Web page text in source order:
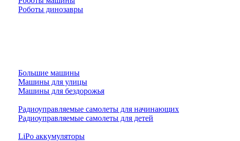
Роботы динозавры
Большие машины
Машины для улицы
Машины для бездорожья
Радиоуправляемые самолеты для начинающих
Радиоуправляемые самолеты для детей
LiPo аккумуляторы